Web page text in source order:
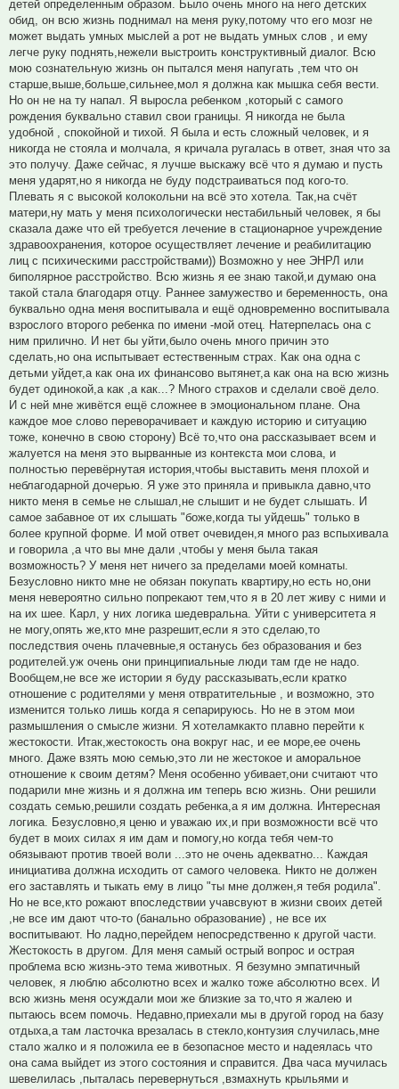
детей определенным образом. Было очень много на него детских
обид, он всю жизнь поднимал на меня руку,потому что его мозг не
может выдать умных мыслей а рот не выдать умных слов , и ему
легче руку поднять,нежели выстроить конструктивный диалог. Всю
мою сознательную жизнь он пытался меня напугать ,тем что он
старше,выше,больше,сильнее,мол я должна как мышка себя вести.
Но он не на ту напал. Я выросла ребенком ,который с самого
рождения буквально ставил свои границы. Я никогда не была
удобной , спокойной и тихой. Я была и есть сложный человек, и я
никогда не стояла и молчала, я кричала ругалась в ответ, зная что за
это получу. Даже сейчас, я лучше выскажу всё что я думаю и пусть
меня ударят,но я никогда не буду подстраиваться под кого-то.
Плевать я с высокой колокольни на всё это хотела. Так,на счёт
матери,ну мать у меня психологически нестабильный человек, я бы
сказала даже что ей требуется лечение в стационарное учреждение
здравоохранения, которое осуществляет лечение и реабилитацию
лиц с психическими расстройствами)) Возможно у нее ЭНРЛ или
биполярное расстройство. Всю жизнь я ее знаю такой,и думаю она
такой стала благодаря отцу. Раннее замужество и беременность, она
буквально одна меня воспитывала и ещё одновременно воспитывала
взрослого второго ребенка по имени -мой отец. Натерпелась она с
ним прилично. И нет бы уйти,было очень много причин это
сделать,но она испытывает естественным страх. Как она одна с
детьми уйдет,а как она их финансово вытянет,а как она на всю жизнь
будет одинокой,а как ,а как...? Много страхов и сделали своё дело.
И с ней мне живётся ещё сложнее в эмоциональном плане. Она
каждое мое слово переворачивает и каждую историю и ситуацию
тоже, конечно в свою сторону) Всё то,что она рассказывает всем и
жалуется на меня это вырванные из контекста мои слова, и
полностью перевёрнутая история,чтобы выставить меня плохой и
неблагодарной дочерью. Я уже это приняла и привыкла давно,что
никто меня в семье не слышал,не слышит и не будет слышать. И
самое забавное от их слышать "боже,когда ты уйдешь" только в
более крупной форме. И мой ответ очевиден,я много раз вспыхивала
и говорила ,а что вы мне дали ,чтобы у меня была такая
возможность? У меня нет ничего за пределами моей комнаты.
Безусловно никто мне не обязан покупать квартиру,но есть но,они
меня невероятно сильно попрекают тем,что я в 20 лет живу с ними и
на их шее. Карл, у них логика шедевральна. Уйти с университета я
не могу,опять же,кто мне разрешит,если я это сделаю,то
последствия очень плачевные,я останусь без образования и без
родителей.уж очень они принципиальные люди там где не надо.
Вообщем,не все же истории я буду рассказывать,если кратко
отношение с родителями у меня отвратительные , и возможно, это
изменится только лишь когда я сепарируюсь. Но не в этом мои
размышления о смысле жизни. Я хотеламкакто плавно перейти к
жестокости. Итак,жестокость она вокруг нас, и ее море,ее очень
много. Даже взять мою семью,это ли не жестокое и аморальное
отношение к своим детям? Меня особенно убивает,они считают что
подарили мне жизнь и я должна им теперь всю жизнь. Они решили
создать семью,решили создать ребенка,а я им должна. Интересная
логика. Безусловно,я ценю и уважаю их,и при возможности всё что
будет в моих силах я им дам и помогу,но когда тебя чем-то
обязывают против твоей воли ...это не очень адекватно... Каждая
инициатива должна исходить от самого человека. Никто не должен
его заставлять и тыкать ему в лицо "ты мне должен,я тебя родила".
Но не все,кто рожают впоследствии учавсвуют в жизни своих детей
,не все им дают что-то (банально образование) , не все их
воспитывают. Но ладно,перейдем непосредственно к другой части.
Жестокость в другом. Для меня самый острый вопрос и острая
проблема всю жизнь-это тема животных. Я безумно эмпатичный
человек, я люблю абсолютно всех и жалко тоже абсолютно всех. И
всю жизнь меня осуждали мои же близкие за то,что я жалею и
пытаюсь всем помочь. Недавно,приехали мы в другой город на базу
отдыха,а там ласточка врезалась в стекло,контузия случилась,мне
стало жалко и я положила ее в безопасное место и надеялась что
она сама выйдет из этого состояния и справится. Два часа мучилась
шевелилась ,пыталась перевернуться ,взмахнуть крыльями и